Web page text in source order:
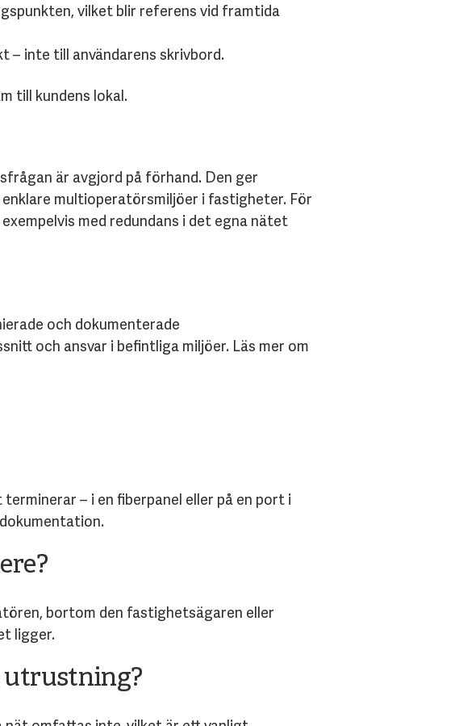
vilket blir referens vid framtida
– inte till användarens skrivbord.
till kundens lokal.
är avgjord på förhand. Den ger
multioperatörsmiljöer i fastigheter. För
med redundans i det egna nätet
och dokumenterade
och ansvar i befintliga miljöer. Läs mer om
– i en fiberpanel eller på en port i
bortom den fastighetsägaren eller
ligger.
utrustning?